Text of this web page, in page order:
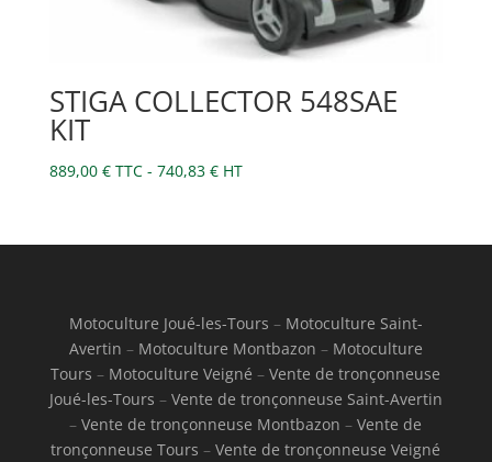
STIGA COLLECTOR 548SAE
KIT
889,00 € TTC - 740,83 €HT
Motoculture Joué-les-Tours – Motoculture Saint-
Avertin – Motoculture Montbazon – Motoculture
Tours – Motoculture Veigné –Vente de tronçonneuse
Joué-les-Tours – Vente de tronçonneuse Saint-Avertin
–Vente de tronçonneuse Montbazon –Vente de
tronçonneuse Tours –Vente de tronçonneuse Veigné